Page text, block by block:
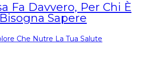
Fa Davvero, Per Chi È
Sapere
Che Nutre La Tua Salute